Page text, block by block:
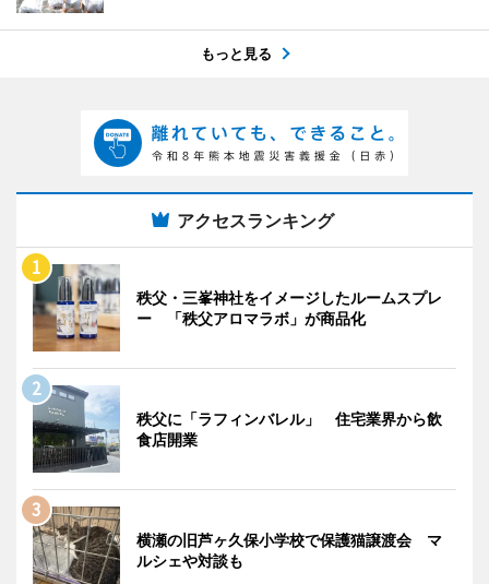
もっと見る
アクセスランキング
秩父・三峯神社をイメージしたルームスプレ
ー 「秩父アロマラボ」が商品化
秩父に「ラフィンバレル」 住宅業界から飲
食店開業
横瀬の旧芦ヶ久保小学校で保護猫譲渡会 マ
ルシェや対談も